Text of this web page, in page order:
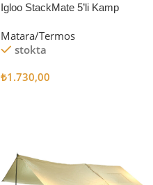
Igloo StackMate 5’li Kamp
Matara/Termos
stokta
₺1.730,00